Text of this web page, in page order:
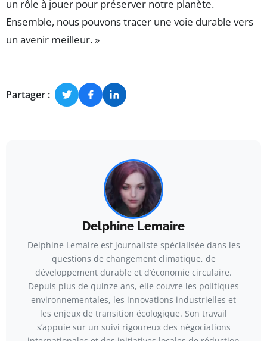
un rôle à jouer pour préserver notre planète.
Ensemble, nous pouvons tracer une voie durable vers
un avenir meilleur. »
Partager :
Delphine Lemaire
Delphine Lemaire est journaliste spécialisée dans les
questions de changement climatique, de
développement durable et d’économie circulaire.
Depuis plus de quinze ans, elle couvre les politiques
environnementales, les innovations industrielles et
les enjeux de transition écologique. Son travail
s’appuie sur un suivi rigoureux des négociations